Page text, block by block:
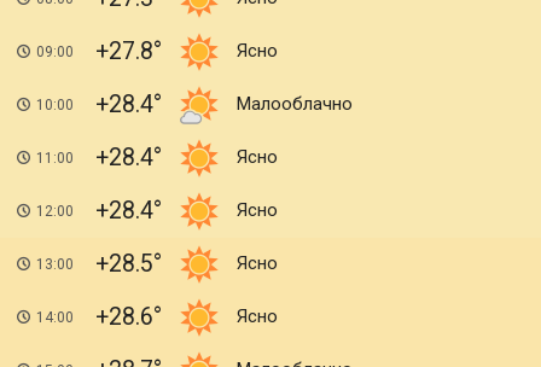
09:00 +27.8 Ясно
10:00 +28.4 Малооблачно
11:00 +28.4 Ясно
12:00 +28.4 Ясно
13:00 +28.5 Ясно
14:00 +28.6 Ясно